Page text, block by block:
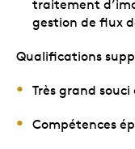
traitement
gestion de flux
Qualifications
Très grand
Compétences